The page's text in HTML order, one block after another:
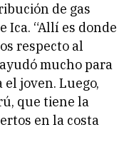
de gas
“Allí es donde
respecto al
mucho para
joven. Luego,
que tiene la
en la costa